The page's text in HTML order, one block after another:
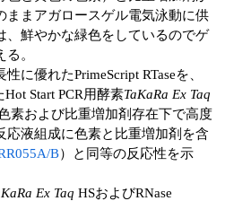
ままアガロースゲル電気泳動に供
、鮮やかな緑色をしているのでゲ
。
に優れたPrimeScript RTaseを、
Start PCR用酵素TaKaRa Ex Taq
素および比重増加剤存在下で高度
応液組成に色素と比重増加剤を含
B）と同等の反応性を示
Ex Taq HSおよびRNase